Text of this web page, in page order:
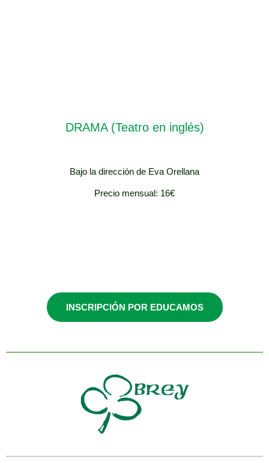
DRAMA (Teatro en inglés)
Bajo la dirección de Eva Orellana
Precio mensual: 16€
5º y 6º EP
Lunes / 14:00 -
INSCRIPCIÓN POR EDUCAMOS